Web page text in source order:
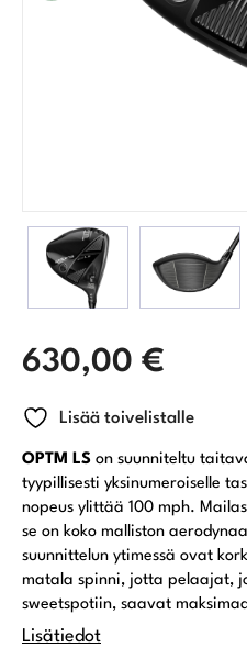
630,00 €
Lisää toivelistalle
OPTM LS on suunniteltu
tyypillisesti yksinumeroiselle
nopeus ylittää 100 mph.
se on koko malliston
suunnittelun ytimessä ovat
matala spinni, jotta pelaajat,
sweetspotiin, saavat
Lisätiedot